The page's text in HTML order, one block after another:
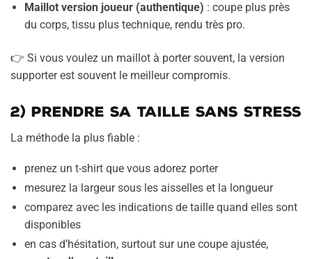
Maillot version joueur (authentique) : coupe plus près
du corps, tissu plus technique, rendu très pro.
👉 Si vous voulez un maillot à porter souvent, la version
supporter est souvent le meilleur compromis.
2) Prendre sa taille sans stress
La méthode la plus fiable :
prenez un t-shirt que vous adorez porter
mesurez la largeur sous les aisselles et la longueur
comparez avec les indications de taille quand elles sont
disponibles
en cas d’hésitation, surtout sur une coupe ajustée,